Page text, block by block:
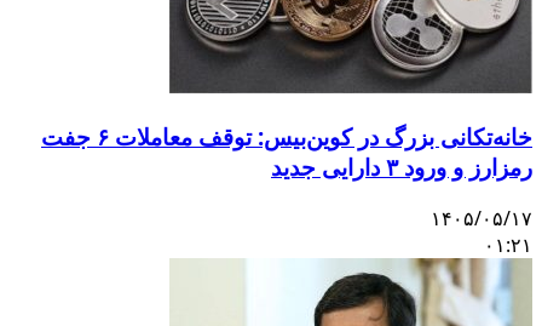
خانه‌تکانی بزرگ در کوین‌بیس: توقف معاملات ۶ جفت
و ورود ۳ دارایی جدید
۰۵/۱۷